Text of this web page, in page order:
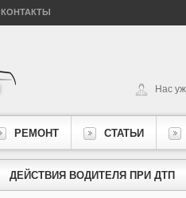
КОНТАКТЫ
Нас
РЕМОНТ СТАТЬИ
ДЕЙСТВИЯ ВОДИТЕЛЯ ПРИ ДТП